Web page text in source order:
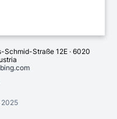
Schmid-Straße 12E · 6020